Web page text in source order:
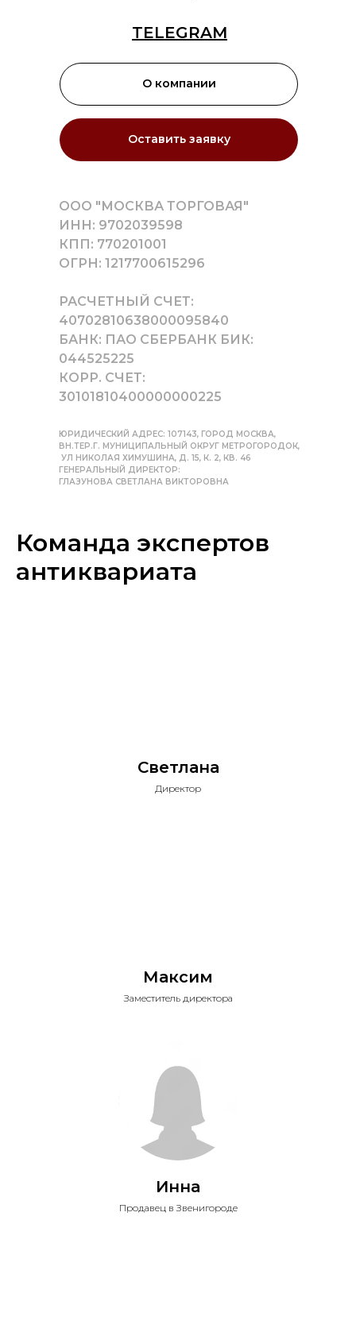
Оставить заявку
О компании
TELEGRAM
ООО "МОСКВА ТОРГОВАЯ"
ИНН: 9702039598
КПП: 770201001
ОГРН: 1217700615296
РАСЧЕТНЫЙ СЧЕТ:
40702810638000095840
БАНК: ПАО СБЕРБАНК БИК:
044525225
КОРР. СЧЕТ:
30101810400000000225
ЮРИДИЧЕСКИЙ АДРЕС: 107143, ГОРОД МОСКВА,
ВН.ТЕР.Г. МУНИЦИПАЛЬНЫЙ ОКРУГ МЕТРОГОРОДОК,
УЛ НИКОЛАЯ ХИМУШИНА, Д. 15, К. 2, КВ. 46
ГЕНЕРАЛЬНЫЙ ДИРЕКТОР:
ГЛАЗУНОВА СВЕТЛАНА ВИКТОРОВНА
Команда экспертов
антиквариата
Светлана
Директор
Максим
Заместитель директора
Инна
Продавец в Звенигороде